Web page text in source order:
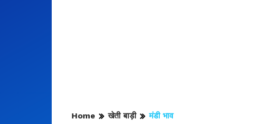
Home खेती बाड़ी मंडी भाव